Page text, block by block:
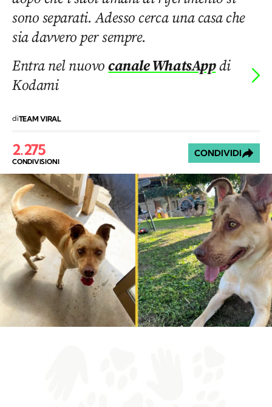
sono separati. Adesso cerca una casa che
sia davvero per sempre.
Entra nel nuovocanale WhatsAppdi
Kodami
diTEAM VIRAL
2.275
CONDIVISIONI
CONDIVIDI